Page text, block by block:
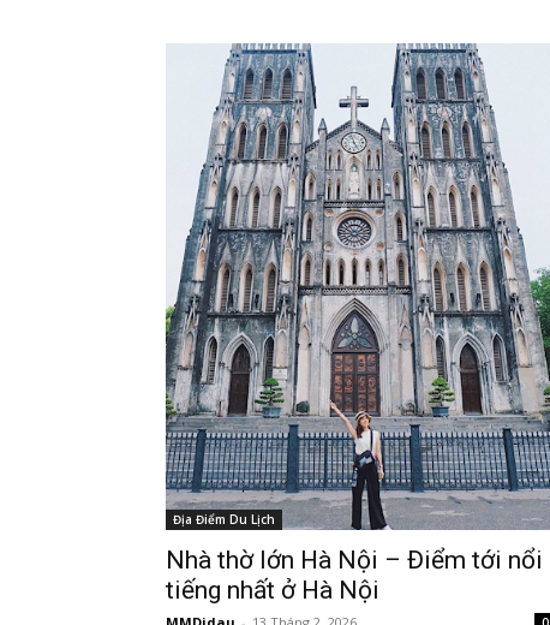
Địa Điểm Du Lịch
Nhà thờ lớn Hà Nội – Điểm tới nổi
tiếng nhất ở Hà Nội